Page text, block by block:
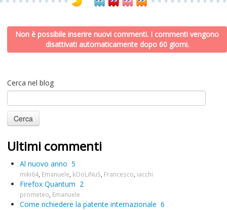
Non è possibile inserire nuovi commenti. I commenti vengono
disattivati automaticamente dopo 60 giorni.
Cerca nel blog
Ultimi commenti
Al nuovo anno 5
miki64, Emanuele, kOoLiNuS, Francesco, iacchi
Firefox Quantum 2
prometeo, Emanuele
Come richiedere la patente internazionale 6